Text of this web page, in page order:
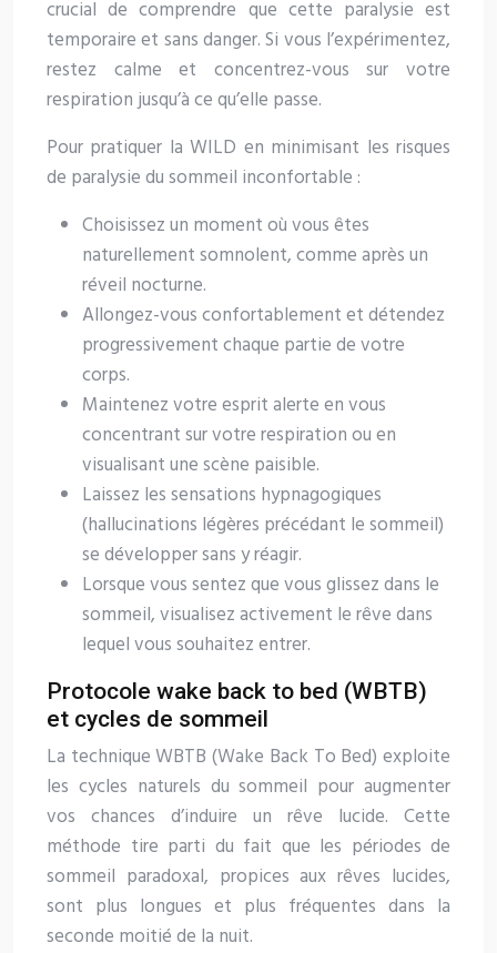
crucial de comprendre que cette paralysie est
temporaire et sans danger. Si vous l’expérimentez,
restez calme et concentrez-vous sur votre
respiration jusqu’à ce qu’elle passe.
Pour pratiquer la WILD en minimisant les risques
de paralysie du sommeil inconfortable :
Choisissez un moment où vous êtes
naturellement somnolent, comme après un
réveil nocturne.
Allongez-vous confortablement et détendez
progressivement chaque partie de votre
corps.
Maintenez votre esprit alerte en vous
concentrant sur votre respiration ou en
visualisant une scène paisible.
Laissez les sensations hypnagogiques
(hallucinations légères précédant le sommeil)
se développer sans y réagir.
Lorsque vous sentez que vous glissez dans le
sommeil, visualisez activement le rêve dans
lequel vous souhaitez entrer.
Protocole wake back to bed (WBTB)
et cycles de sommeil
La technique WBTB (Wake Back To Bed) exploite
les cycles naturels du sommeil pour augmenter
vos chances d’induire un rêve lucide. Cette
méthode tire parti du fait que les périodes de
sommeil paradoxal, propices aux rêves lucides,
sont plus longues et plus fréquentes dans la
seconde moitié de la nuit.